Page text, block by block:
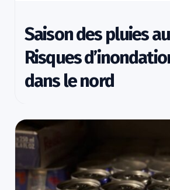
Saison des pluies
Risques
dans le nord